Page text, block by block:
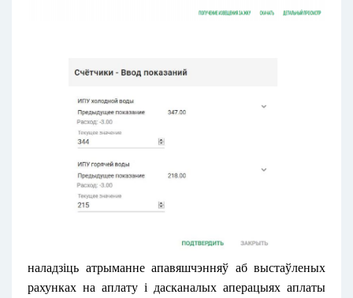
наладзіць атрыманне апавяшчэнняў аб выстаўленых
рахунках на аплату і дасканалых аперацыях аплаты